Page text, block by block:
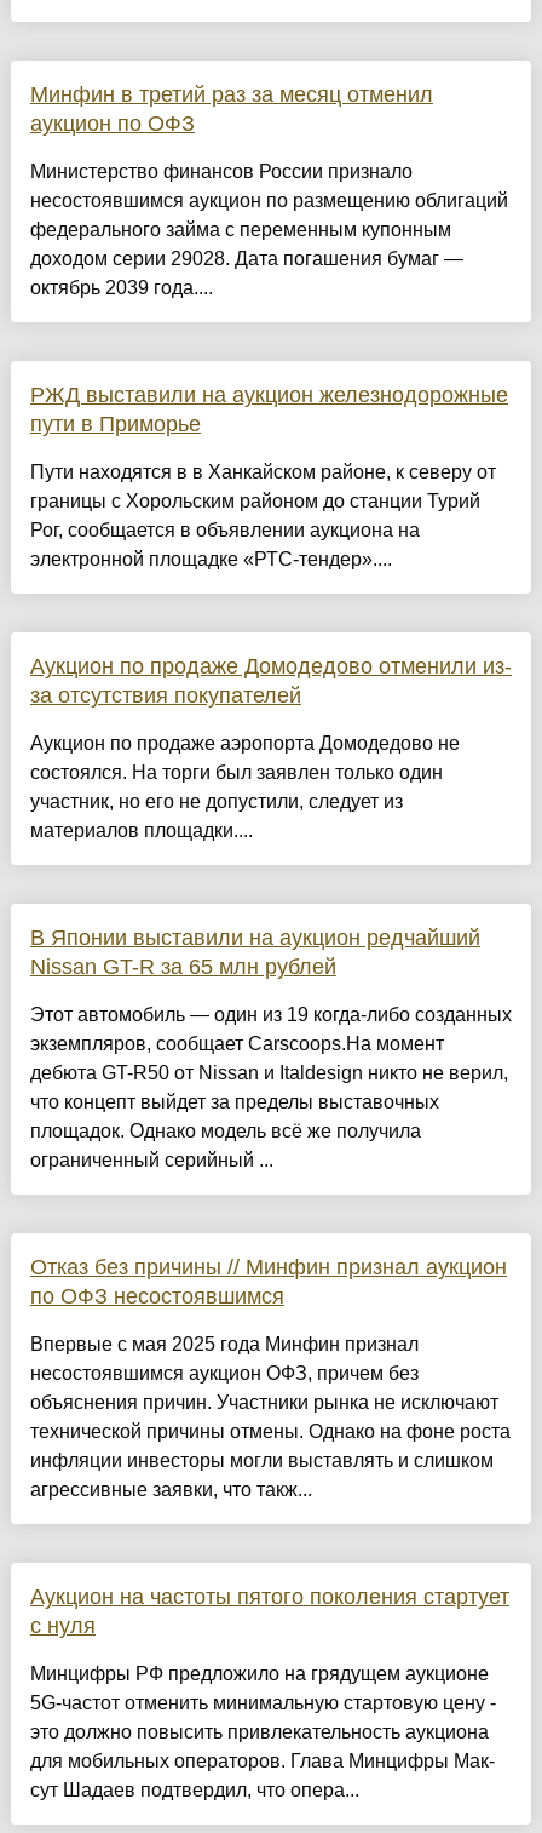
Минфин в третий раз за месяц отменил
аукцион по ОФЗ
Министерство финансов России признало
несостоявшимся аукцион по размещению облигаций
федерального займа с переменным купонным
доходом серии 29028. Дата погашения бумаг —
октябрь 2039 года....
РЖД выставили на аукцион железнодорожные
пути в Приморье
Пути находятся в в Ханкайском районе, к северу от
границы с Хорольским районом до станции Турий
Рог, сообщается в объявлении аукциона на
электронной площадке «РТС-тендер»....
Аукцион по продаже Домодедово отменили из-
за отсутствия покупателей
Аукцион по продаже аэропорта Домодедово не
состоялся. На торги был заявлен только один
участник, но его не допустили, следует из
материалов площадки....
В Японии выставили на аукцион редчайший
Nissan GT-R за 65 млн рублей
Этот автомобиль — один из 19 когда-либо созданных
экземпляров, сообщает Carscoops.На момент
дебюта GT-R50 от Nissan и Italdesign никто не верил,
что концепт выйдет за пределы выставочных
площадок. Однако модель всё же получила
ограниченный серийный ...
Отказ без причины // Минфин признал аукцион
по ОФЗ несостоявшимся
Впервые с мая 2025 года Минфин признал
несостоявшимся аукцион ОФЗ, причем без
объяснения причин. Участники рынка не исключают
технической причины отмены. Однако на фоне роста
инфляции инвесторы могли выставлять и слишком
агрессивные заявки, что такж...
Аукцион на частоты пятого поколения стартует
с нуля
Мин­циф­ры РФ пред­ло­жило на гря­дущем аук­цио­не
5G-час­тот от­ме­нить ми­нималь­ную стар­то­вую це­ну -
это дол­жно по­высить прив­ле­катель­ность аук­цио­на
для мо­биль­ных опе­рато­ров. Гла­ва Мин­циф­ры Мак­
сут Ша­даев под­твер­дил, что опе­ра...